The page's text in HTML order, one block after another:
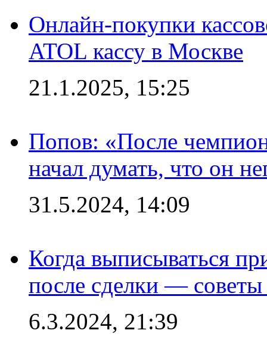
Онлайн-покупки
ATOL кассу в Москве
21.1.2025, 15:25
Попов: «После
начал думать, что он
31.5.2024, 14:09
Когда выписываться
после сделки —
6.3.2024, 21:39